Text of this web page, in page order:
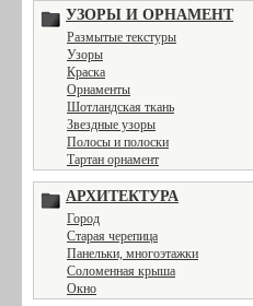
УЗОРЫ И ОРНАМЕНТ
Размытые текстуры
Узоры
Краска
Орнаменты
Шотландская ткань
Звездные узоры
Полосы и полоски
Тартан орнамент
АРХИТЕКТУРА
Город
Старая черепица
Панельки, многоэтажки
Соломенная крыша
Окно